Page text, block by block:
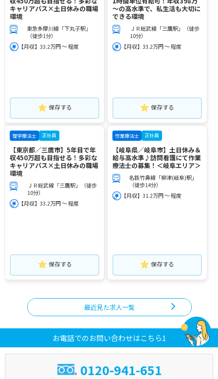
キャリアパス×土日休みの職場
環境
東急多摩川線「下丸子駅」
（徒歩1分）
【月収】33.2万円 ～ 程度
保存する
～の高水準で、私生活も大切に
できる環境
ＪＲ総武線「三鷹駅」（徒歩
10分）
【月収】33.2万円 ～ 程度
保存する
理学療法士 正社員
【東京都／三鷹市】5年目で年
収450万超も目指せる！多彩な
キャリアパス×土日休みの職場
環境
ＪＲ総武線「三鷹駅」（徒歩
10分）
【月収】33.2万円 ～ 程度
保存する
作業療法士 正社員
【岐阜県／岐阜市】土日休み＆
給与高水準♪訪問看護にて作業
療法士の募集！＜岐阜エリア＞
名鉄竹鼻線「柳津(岐阜)駅」
（徒歩14分）
【月収】31.2万円 ～ 程度
保存する
最近見た求人一覧
お電話でのお問い合わせはこちら1
0120-941-651